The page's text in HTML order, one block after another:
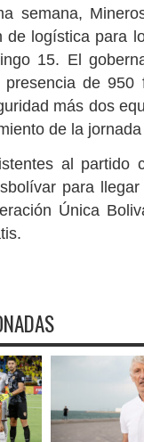
semana,
de logística para
15. El
de 950
más dos
de la
al partido
para
Única